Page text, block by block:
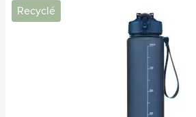
Recyclé